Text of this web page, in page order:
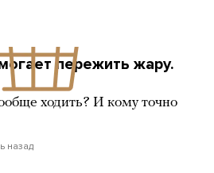
пережить жару.
ходить? И кому точно
назад